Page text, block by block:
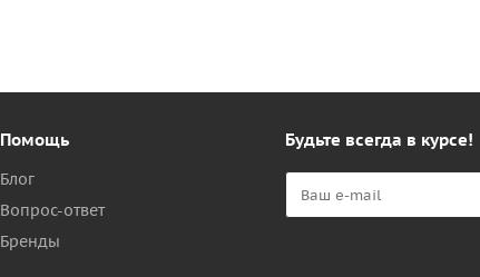
Помощь
Блог
Вопрос-ответ
Бренды
Будьте всегда в курсе!